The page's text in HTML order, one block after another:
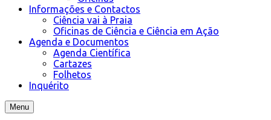
Informações e Contactos
Ciência vai à Praia
Oficinas de Ciência e Ciência em Ação
Agenda e Documentos
Agenda Científica
Cartazes
Folhetos
Inquérito
Menu